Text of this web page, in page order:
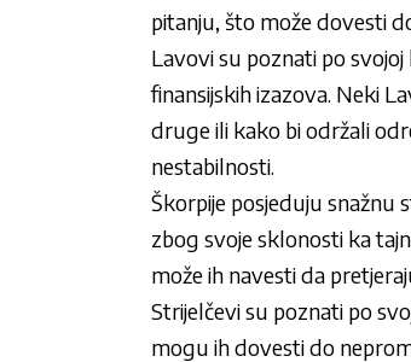
pitanju, što može dovesti
Lavovi su poznati po
finansijskih izazova. Neki
druge ili kako bi održali
nestabilnosti.
Škorpije posjeduju snažnu
zbog svoje sklonosti ka
može ih navesti da
Strijelčevi su poznati po
mogu ih dovesti do